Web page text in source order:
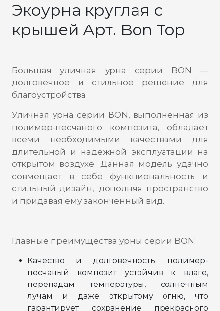
Экоурна круглая с
крышей Арт. Bon Top
Большая уличная урна серии BON —
долговечное и стильное решение для
благоустройства
Уличная урна серии BON, выполненная из
полимер-песчаного композита, обладает
всеми необходимыми качествами для
длительной и надежной эксплуатации на
открытом воздухе. Данная модель удачно
совмещает в себе функциональность и
стильный дизайн, дополняя пространство
и придавая ему законченный вид.
Главные преимущества урны серии BON:
Качество и долговечность: полимер-
песчаный композит устойчив к влаге,
перепадам температуры, солнечным
лучам и даже открытому огню, что
гарантирует сохранение прекрасного